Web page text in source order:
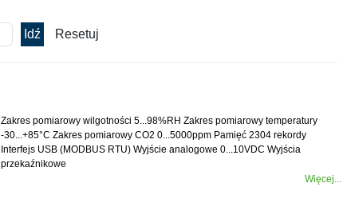
Zakres pomiarowy wilgotności 5...98%RH Zakres pomiarowy temperatury
-30...+85°C Zakres pomiarowy CO2 0...5000ppm Pamięć 2304 rekordy
Interfejs USB (MODBUS RTU) Wyjście analogowe 0...10VDC Wyjścia
przekaźnikowe
Więcej...